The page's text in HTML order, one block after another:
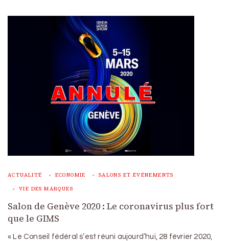
ACTUALITÉ ECONOMIE SALONS ET ÉVÉNEMENTS
VIE DES MARQUES
Salon de Genève 2020 : Le coronavirus plus fort
que le GIMS
« Le Conseil fédéral s’est réuni aujourd’hui, 28 février 2020,